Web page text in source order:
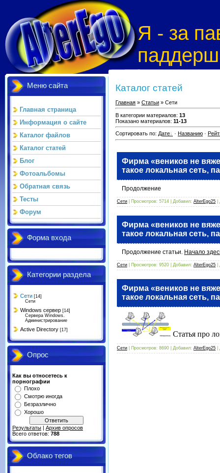
Я - за
Меню сайта
Главная страница
Информация о сайте
Каталог файлов
Каталог статей
Блог
Фотоальбомы
Обратная связь
Тесты
Форум
Форма входа
Категории раздела
Сети [14]
Сети
Windows сервер [14]
Сервера Windows.
Администрирование
Active Directory [17]
Опрос
Как вы относетесь к
порнографии
Плохо
Смотрю иногда
Безразлично
Хорошо
Результаты | Архив опросов
Всего ответов: 788
Облако тегов
Каталог статей
Главная » Статьи » Сети
В категории материалов: 13
Показано материалов: 11-13
Сортировать по: Дате · Названию ·
Фирма «веников не
такое локальная сеть,
Продолжение
Сети | Просмотров: 5714 | Добавил: AlterEgo25
Фирма «веников не
такое локальная сеть,
Продолжение статьи. Начало
Сети | Просмотров: 9520 | Добавил: AlterEgo25
Фирма «веников не
такое локальная сеть,
Статья про
Сети | Просмотров: 8690 | Добавил: AlterEgo25